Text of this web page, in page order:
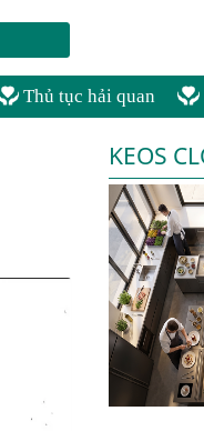
Thủ tục hải quan
KEOS